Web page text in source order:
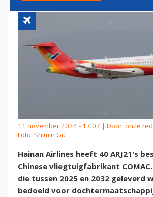
11 november 2024 - 17:07 | Door: onze
Foto: Shimin Gu
Hainan Airlines heeft 40 ARJ21's
Chinese vliegtuigfabrikant
die tussen 2025 en 2032 geleverd
bedoeld voor